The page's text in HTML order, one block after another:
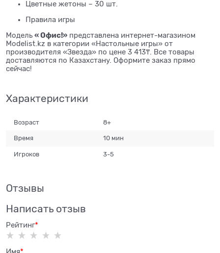
Цветные жетоны – 30 шт.
Правила игры
Модель « Офис!» представлена интернет-магазином
Modelist.kz в категории «Настольные игры» от
производителя «Звезда» по цене 3 413₸. Все товары
доставляются по Казахстану. Оформите заказ прямо
сейчас!
Характеристики
Возраст 8+
Время 10 мин
Игроков 3-5
Отзывы
Написать отзыв
Рейтинг